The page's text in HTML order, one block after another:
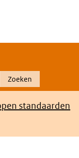
Zoeken
standaarden